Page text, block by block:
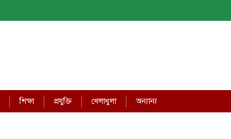
শিক্ষা প্রযুক্তি খেলাধুলা অন্যান্য